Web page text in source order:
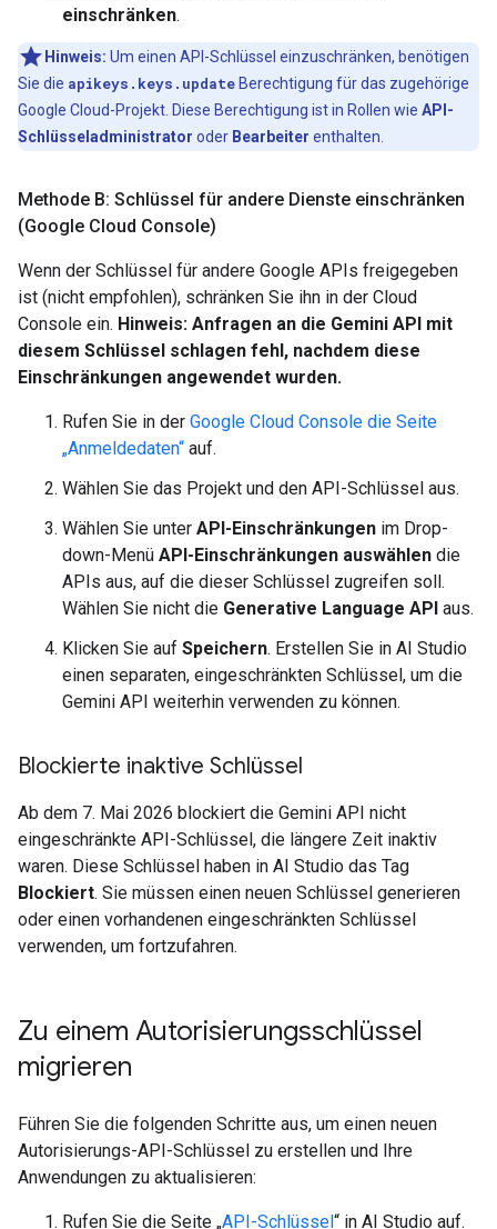
einschränken.
Hinweis: Um einen API-Schlüssel einzuschränken, benötigen
Sie die apikeys.keys.update Berechtigung für das zugehörige
Google Cloud-Projekt. Diese Berechtigung ist in Rollen wie API-
Schlüsseladministrator oder Bearbeiter enthalten.
Methode B: Schlüssel für andere Dienste einschränken
(Google Cloud Console)
Wenn der Schlüssel für andere Google APIs freigegeben
ist (nicht empfohlen), schränken Sie ihn in der Cloud
Console ein. Hinweis: Anfragen an die Gemini API mit
diesem Schlüssel schlagen fehl, nachdem diese
Einschränkungen angewendet wurden.
Rufen Sie in der Google Cloud Console die Seite
„Anmeldedaten“ auf.
Wählen Sie das Projekt und den API-Schlüssel aus.
Wählen Sie unter API-Einschränkungen im Drop-
down-Menü API-Einschränkungen auswählen die
APIs aus, auf die dieser Schlüssel zugreifen soll.
Wählen Sie nicht die Generative Language API aus.
Klicken Sie auf Speichern. Erstellen Sie in AI Studio
einen separaten, eingeschränkten Schlüssel, um die
Gemini API weiterhin verwenden zu können.
Blockierte inaktive Schlüssel
Ab dem 7. Mai 2026 blockiert die Gemini API nicht
eingeschränkte API-Schlüssel, die längere Zeit inaktiv
waren. Diese Schlüssel haben in AI Studio das Tag
Blockiert. Sie müssen einen neuen Schlüssel generieren
oder einen vorhandenen eingeschränkten Schlüssel
verwenden, um fortzufahren.
Zu einem Autorisierungsschlüssel
migrieren
Führen Sie die folgenden Schritte aus, um einen neuen
Autorisierungs-API-Schlüssel zu erstellen und Ihre
Anwendungen zu aktualisieren:
Rufen Sie die Seite „API-Schlüssel“ in AI Studio auf.